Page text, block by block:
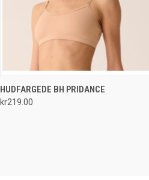
QUICK VIEW VIEW OPTIONS
Compare
HUDFARGEDE BH PRIDANCE
kr219.00